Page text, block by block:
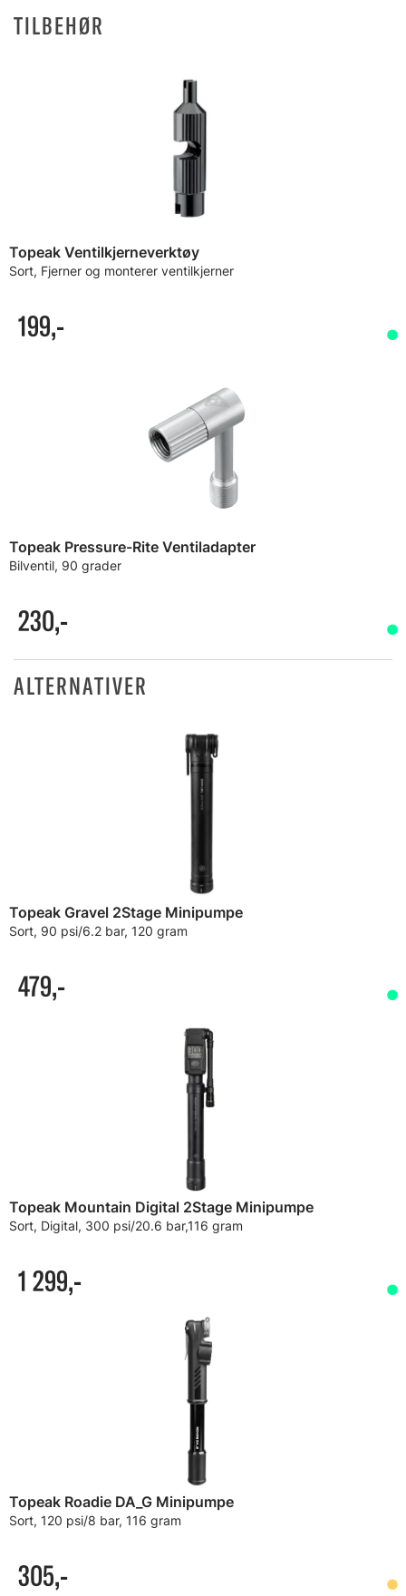
TILBEHØR
Topeak Ventilkjerneverktøy
Sort, Fjerner og monterer ventilkjerner
199,-
Topeak Pressure-Rite Ventiladapter
Bilventil, 90 grader
230,-
ALTERNATIVER
Topeak Gravel 2Stage Minipumpe
Sort, 90 psi/6.2 bar, 120 gram
479,-
Topeak Mountain Digital 2Stage Minipumpe
Sort, Digital, 300 psi/20.6 bar,116 gram
1 299,-
Topeak Roadie DA_G Minipumpe
Sort, 120 psi/8 bar, 116 gram
305,-